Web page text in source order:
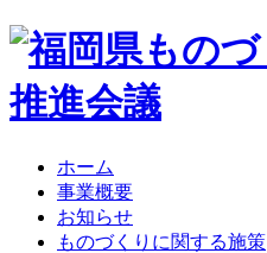
ホーム
事業概要
お知らせ
ものづくりに関する施策